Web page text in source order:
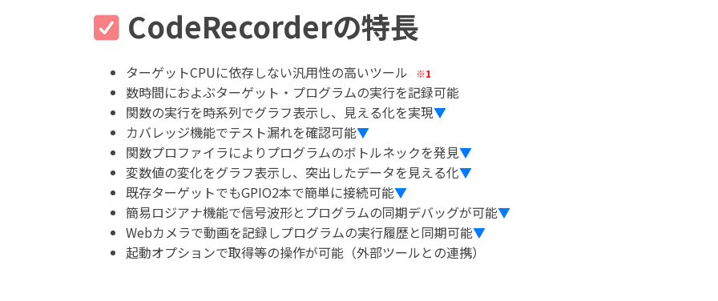
CodeRecorderの特長
ターゲットCPUに依存しない汎用性の高いツール ※1
数時間におよぶターゲット・プログラムの実行を記録可能
関数の実行を時系列でグラフ表示し、見える化を実現▼
カバレッジ機能でテスト漏れを確認可能▼
関数プロファイラによりプログラムのボトルネックを発見▼
変数値の変化をグラフ表示し、突出したデータを見える化▼
既存ターゲットでもGPIO2本で簡単に接続可能▼
簡易ロジアナ機能で信号波形とプログラムの同期デバッグが可能▼
Webカメラで動画を記録しプログラムの実行履歴と同期可能▼
起動オプションで取得等の操作が可能（外部ツールとの連携）